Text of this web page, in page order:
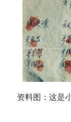
资料图：这是